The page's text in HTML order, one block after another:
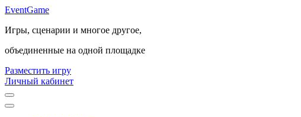
EventGame
Игры, сценарии и многое другое,
объединенные на одной площадке
Разместить игру
Личный кабинет